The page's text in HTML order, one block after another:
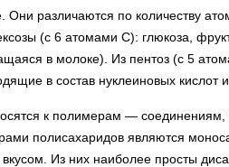
Они различаются по количеству
(с 6 атомами С): глюкоза,
в молоке). Из пентоз (с 5
в состав нуклеиновых кислот
к полимерам — соединениям,
полисахаридов являются
Из них наиболее просты